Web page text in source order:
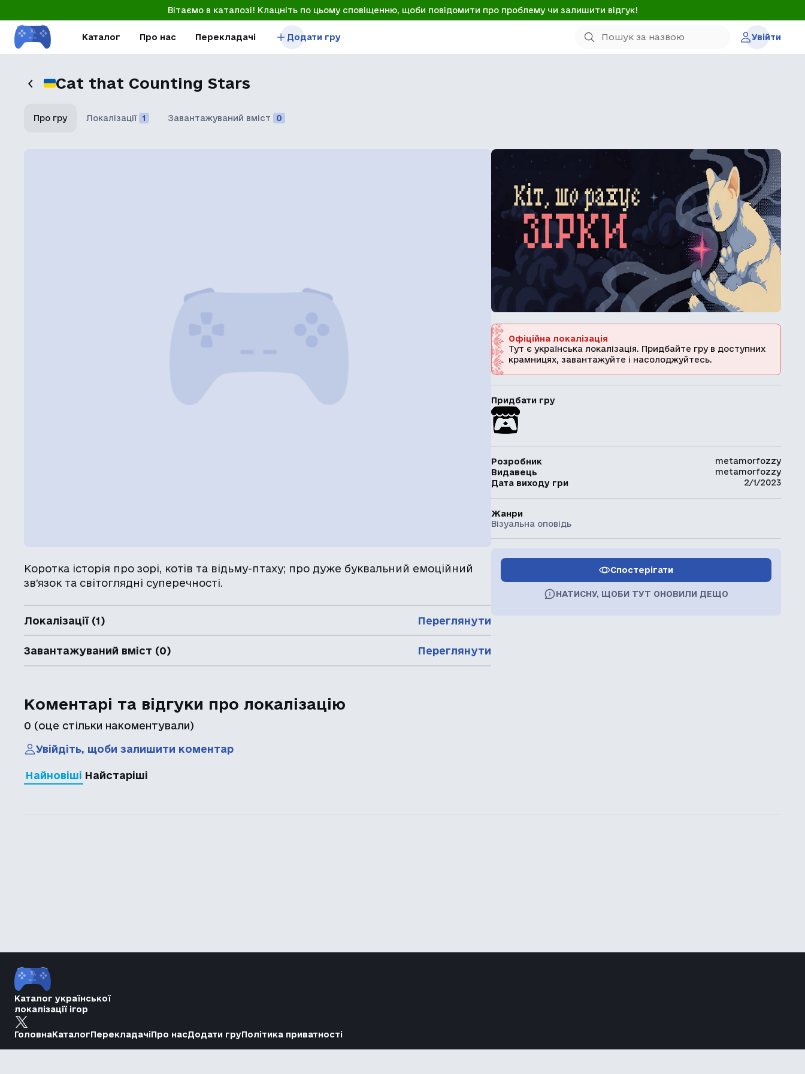
Вітаємо в каталозі! Клацніть по цьому сповіщенню, щоби повідомити про проблему чи залишити відгук!
Каталог Про нас Перекладачі Додати гру Увійти
Cat that Counting Stars
Про гру Локалізації 1 Завантажуваний вміст 0
Коротка історія про зорі, котів та відьму-птаху; про дуже буквальний емоційний
зв’язок та світоглядні суперечності.
Локалізації (1) Переглянути
Завантажуваний вміст (0) Переглянути
Коментарі та відгуки про локалізацію
0 (оце стільки накоментували)
Увійдіть, щоби залишити коментар
Найновіші Найстаріші
Офіційна локалізація
Тут є українська локалізація. Придбайте гру в доступних
крамницях, завантажуйте і насолоджуйтесь.
Придбати гру
Розробник
metamorfozzy
Видавець
metamorfozzy
Дата виходу гри
2/1/2023
Жанри
Візуальна оповідь
Спостерігати
НАТИСНУ, ЩОБИ ТУТ ОНОВИЛИ ДЕЩО
Каталог української
локалізації ігор
ГоловнаКаталогПерекладачіПро насДодати груПолітика приватності